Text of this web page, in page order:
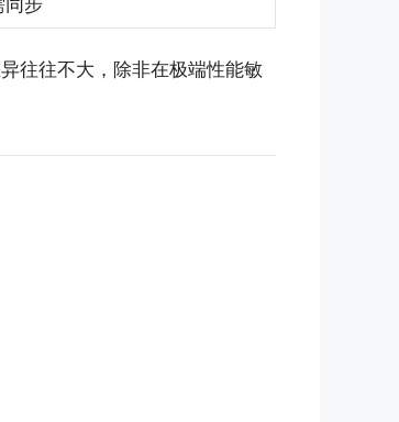
往往不大，除非在极端性能敏